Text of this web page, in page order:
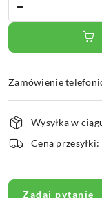
Zamówienie
Dostępność
i
dostawa
Wysyłka w
Cena przesyłki:
Zadaj pytanie